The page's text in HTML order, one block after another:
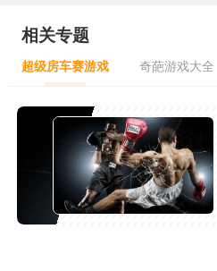
相关专题
超级房车赛游戏 奇葩游戏大全